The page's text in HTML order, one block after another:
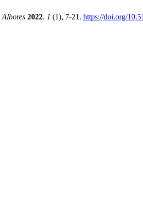
Albores 2022, 1 (1), 7-21. https://doi.org/